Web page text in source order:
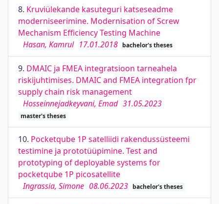
8. Kruviülekande kasuteguri katseseadme
moderniseerimine. Modernisation of Screw
Mechanism Efficiency Testing Machine
Hasan, Kamrul 17.01.2018 bachelor's theses
9. DMAIC ja FMEA integratsioon tarneahela
riskijuhtimises. DMAIC and FMEA integration fpr
supply chain risk management
Hosseinnejadkeyvani, Emad 31.05.2023
master's theses
10. Pocketqube 1P satelliidi rakendussüsteemi
testimine ja prototüüpimine. Test and
prototyping of deployable systems for
pocketqube 1P picosatellite
Ingrassia, Simone 08.06.2023 bachelor's theses